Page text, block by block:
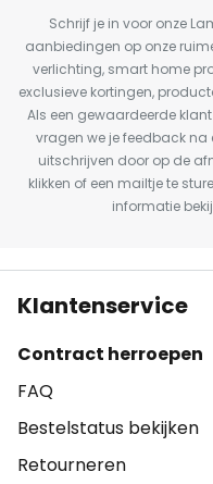
Schrijf je in voor onze
aanbiedingen op onze
verlichting, smart home
exclusieve kortingen,
Als een gewaardeerde
vragen we je feedback na
uitschrijven door op de
klikken of een mailtje te
informatie
Klantenservice
Contract herroepen
FAQ
Bestelstatus bekijken
Retourneren